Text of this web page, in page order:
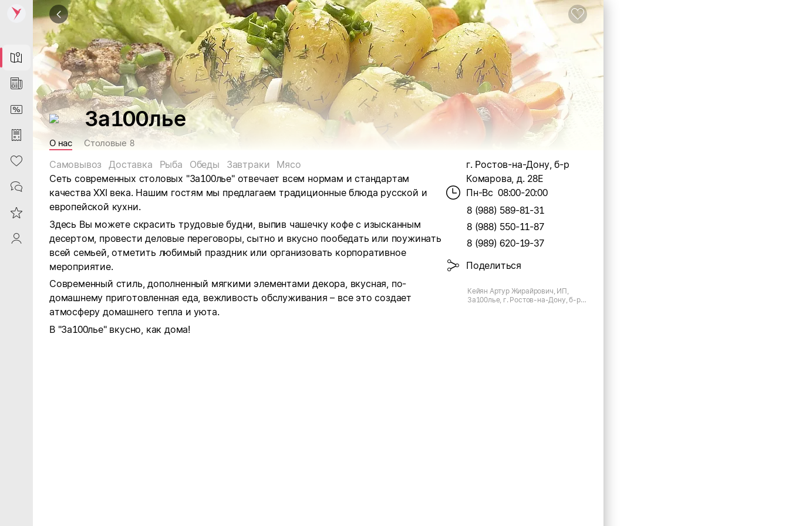
Map
News
DiscountCard
Purchases
Heart
Contacts
Reviews
ProfileSaby
За100лье
О нас Столовые 8
Самовывоз Доставка Рыба Обеды Завтраки
Мясо
Сеть современных столовых "За100лье" отвечает всем нормам и стандартам
качества XXI века. Нашим гостям мы предлагаем традиционные блюда русской и
европейской кухни.
Здесь Вы можете скрасить трудовые будни, выпив чашечку кофе с изысканным
десертом, провести деловые переговоры, сытно и вкусно пообедать или поужинать
всей семьей, отметить любимый праздник или организовать корпоративное
мероприятие.
Современный стиль, дополненный мягкими элементами декора, вкусная, по-
домашнему приготовленная еда, вежливость обслуживания – все это создает
атмосферу домашнего тепла и уюта.
В "За100лье" вкусно, как дома!
г. Ростов-на-Дону, б-р
Комарова, д. 28Е
Пн-Вс 08:00-20:00
8 (988) 589-81-31
8 (988) 550-11-87
8 (989) 620-19-37
Поделиться
Кейян Артур Жирайрович, ИП,
За100лье, г. Ростов-на-Дону, б-р